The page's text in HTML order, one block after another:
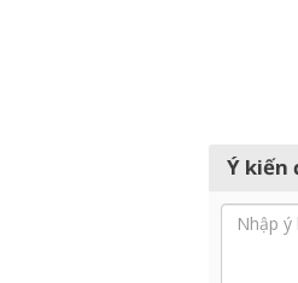
Ý kiến